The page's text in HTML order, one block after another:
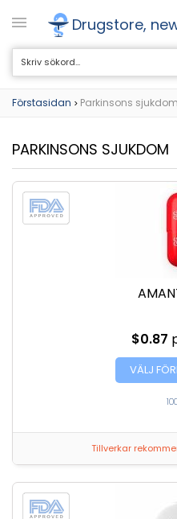
Drugstore,
Förstasidan > Parkinsons sjukdom
PARKINSONS SJUKDOM
$0.87
VÄLJ
Tillverkar